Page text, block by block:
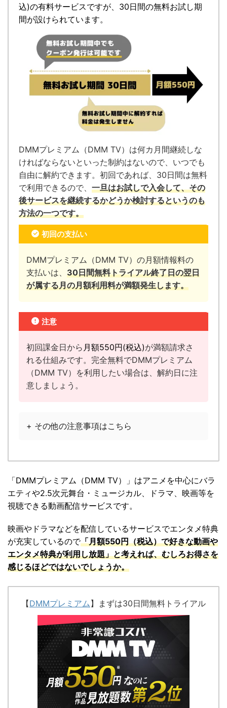
込)の有料サービスですが、 30日間の無料お試し期
間が設けられています。
DMMプレミアム（DMM TV）は何カ月間継続しな
ければならないといった制約はないので、いつでも
自由に解約できます。 初回であれば、30日間は無料
で利用できるので、 一旦はお試しで入会して、その
後サービスを継続するかどうか検討するというのも
方法の一つです。
初回の支払い
DMMプレミアム（DMM TV）の月額情報料の
支払いは、 30日間無料トライアル終了日の翌日
が属する月の月額利用料が満額発生します。
注意
初回課金日から 月額550円(税込)が満額請求さ
れる仕組みです。完全無料でDMMプレミアム
（DMM TV）を利用したい場合は、解約日に注
意しましょう。
+ その他の注意事項はこちら
「DMMプレミアム（DMM TV） 」はアニメを中心にバラ
エティや2.5次元舞台・ミュージカル、ドラマ、映画等を
視聴できる動画配信サービスです。
映画やドラマなどを配信しているサービスでエンタメ特典
が充実しているので「月額550円（税込）で好きな動画や
エンタメ特典が利用し放題」と考えれば、むしろお得さを
感じるほどではないでしょうか。
【DMMプレミアム 】まずは30日間無料トライアル